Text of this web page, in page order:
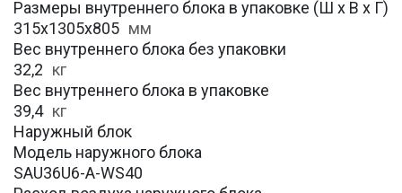
Размеры внутреннего блока в упаковке (Ш х В х Г)
315х1305x805 мм
Вес внутреннего блока без упаковки
32,2 кг
Вес внутреннего блока в упаковке
39,4 кг
Наружный блок
Модель наружного блока
SAU36U6-A-WS40